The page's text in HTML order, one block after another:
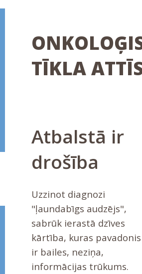
TĪKLA
Atbalstā ir
drošība
Uzzinot diagnozi
"ļaundabīgs audzējs",
sabrūk ierastā dzīves
kārtība, kuras pavadonis
ir bailes, neziņa,
informācijas trūkums.